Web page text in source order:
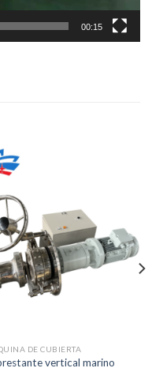
00:15
DE CUBIERTA
vertical marino